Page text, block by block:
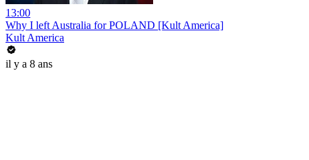
13:00
Why I left Australia for POLAND [Kult America]
Kult America
il y a 8 ans